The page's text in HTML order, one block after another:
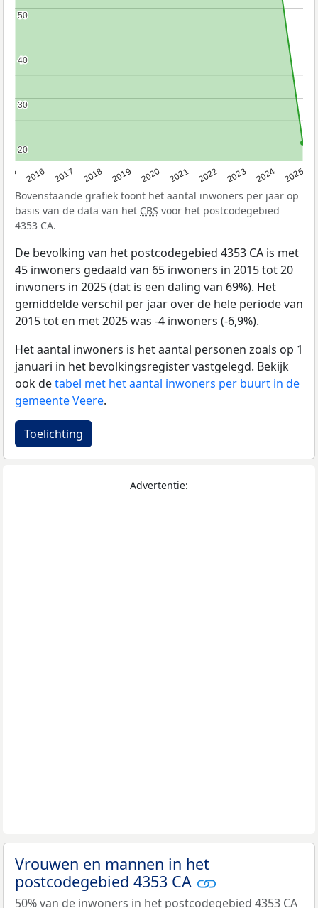
2016 2017 2018 2019 2020 2021 2022 2023 2024 2025
20
20
30
30
40
40
50
50
Bovenstaande grafiek toont het aantal inwoners per jaar op
basis van de data van het CBS voor het postcodegebied
4353 CA.
De bevolking van het postcodegebied 4353 CA is met
45 inwoners gedaald van 65 inwoners in 2015 tot 20
inwoners in 2025 (dat is een daling van 69%). Het
gemiddelde verschil per jaar over de hele periode van
2015 tot en met 2025 was -4 inwoners (-6,9%).
Het aantal inwoners is het aantal personen zoals op 1
januari in het bevolkingsregister vastgelegd. Bekijk
ook detabel met het aantal inwoners per buurt in de
gemeente Veere.
Toelichting
Advertentie:
Vrouwen en mannen in het
postcodegebied 4353 CA
50% van de inwoners in het postcodegebied 4353 CA